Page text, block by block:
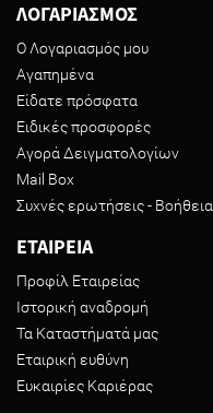
ΛΟΓΑΡΙΑΣΜΟΣ
Ο Λογαριασμός μου
Αγαπημένα
Είδατε πρόσφατα
Ειδικές προσφορές
Αγορά Δειγματολογίων
Mail Box
Συχνές ερωτήσεις - Βοήθεια
ΕΤΑΙΡΕΙΑ
Προφίλ Εταιρείας
Ιστορική αναδρομή
Τα Καταστήματά μας
Εταιρική ευθύνη
Ευκαιρίες Καριέρας